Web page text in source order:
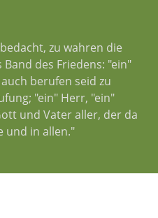
zu wahren die
des Friedens: "ein"
berufen seid zu
"ein" Herr, "ein"
und Vater aller, der da
und in allen."